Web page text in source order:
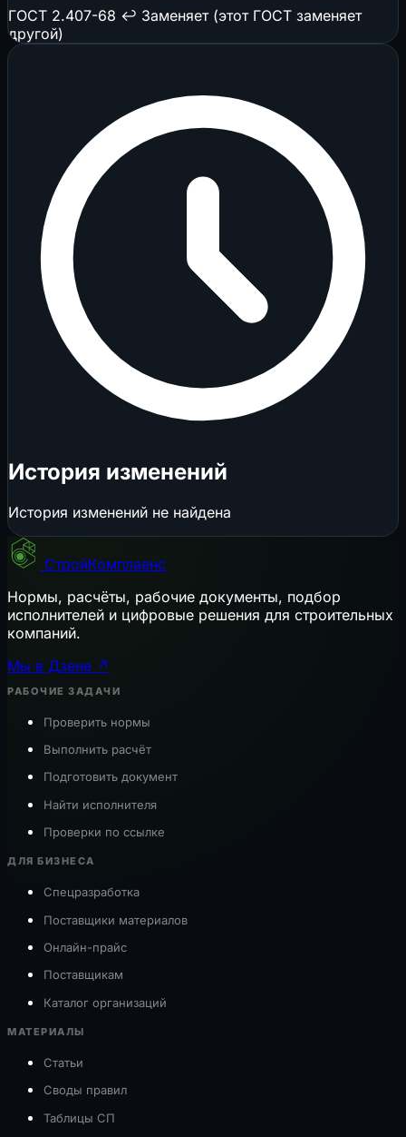
ГОСТ 2.407-68 ↩️ Заменяет (этот ГОСТ заменяет
другой)
История изменений
История изменений не найдена
СтройКомплаенс
Нормы, расчёты, рабочие документы, подбор
исполнителей и цифровые решения для строительных
компаний.
Мы в Дзене ↗
РАБОЧИЕ ЗАДАЧИ
Проверить нормы
Выполнить расчёт
Подготовить документ
Найти исполнителя
Проверки по ссылке
ДЛЯ БИЗНЕСА
Спецразработка
Поставщики материалов
Онлайн-прайс
Поставщикам
Каталог организаций
МАТЕРИАЛЫ
Статьи
Своды правил
Таблицы СП